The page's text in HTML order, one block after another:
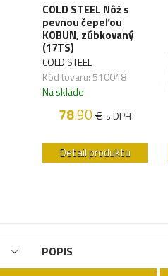
COLD STEEL Nôž s
pevnou čepeľou
KOBUN, zúbkovaný
(17TS)
COLD STEEL
Kód tovaru: 510048
Na sklade
78.90€ s DPH
Detail produktu
POPIS